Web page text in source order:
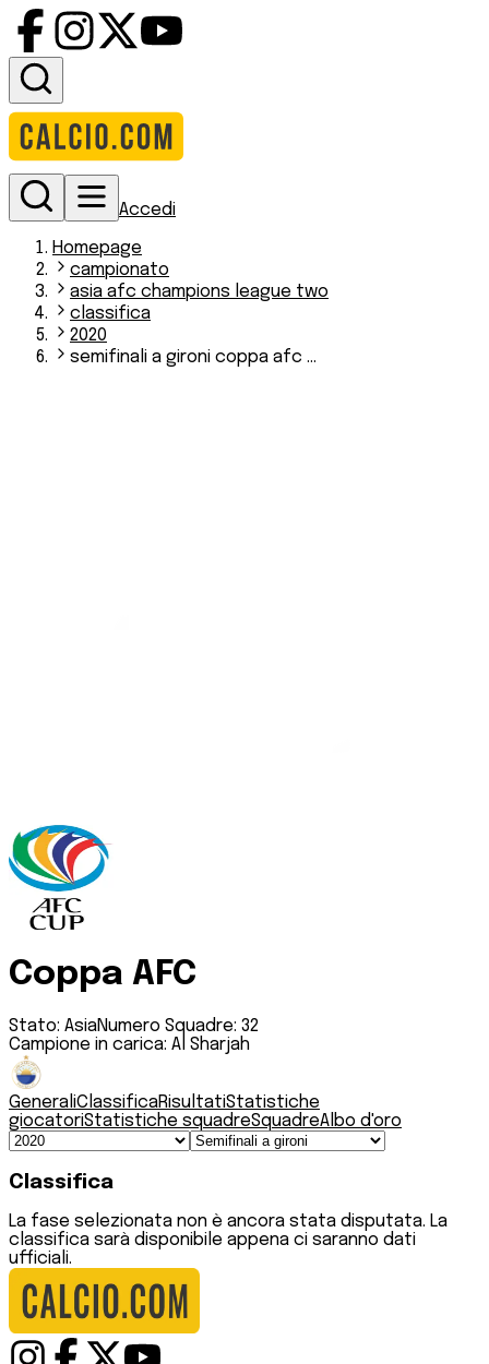
Accedi
Homepage
campionato
asia afc champions league two
classifica
2020
semifinali a gironi coppa afc ...
Coppa AFC
Stato: AsiaNumero Squadre: 32
Campione in carica: Al Sharjah
GeneraliClassificaRisultatiStatistiche
giocatoriStatistiche squadreSquadreAlbo d'oro
Classifica
La fase selezionata non è ancora stata disputata. La
classifica sarà disponibile appena ci saranno dati
ufficiali.